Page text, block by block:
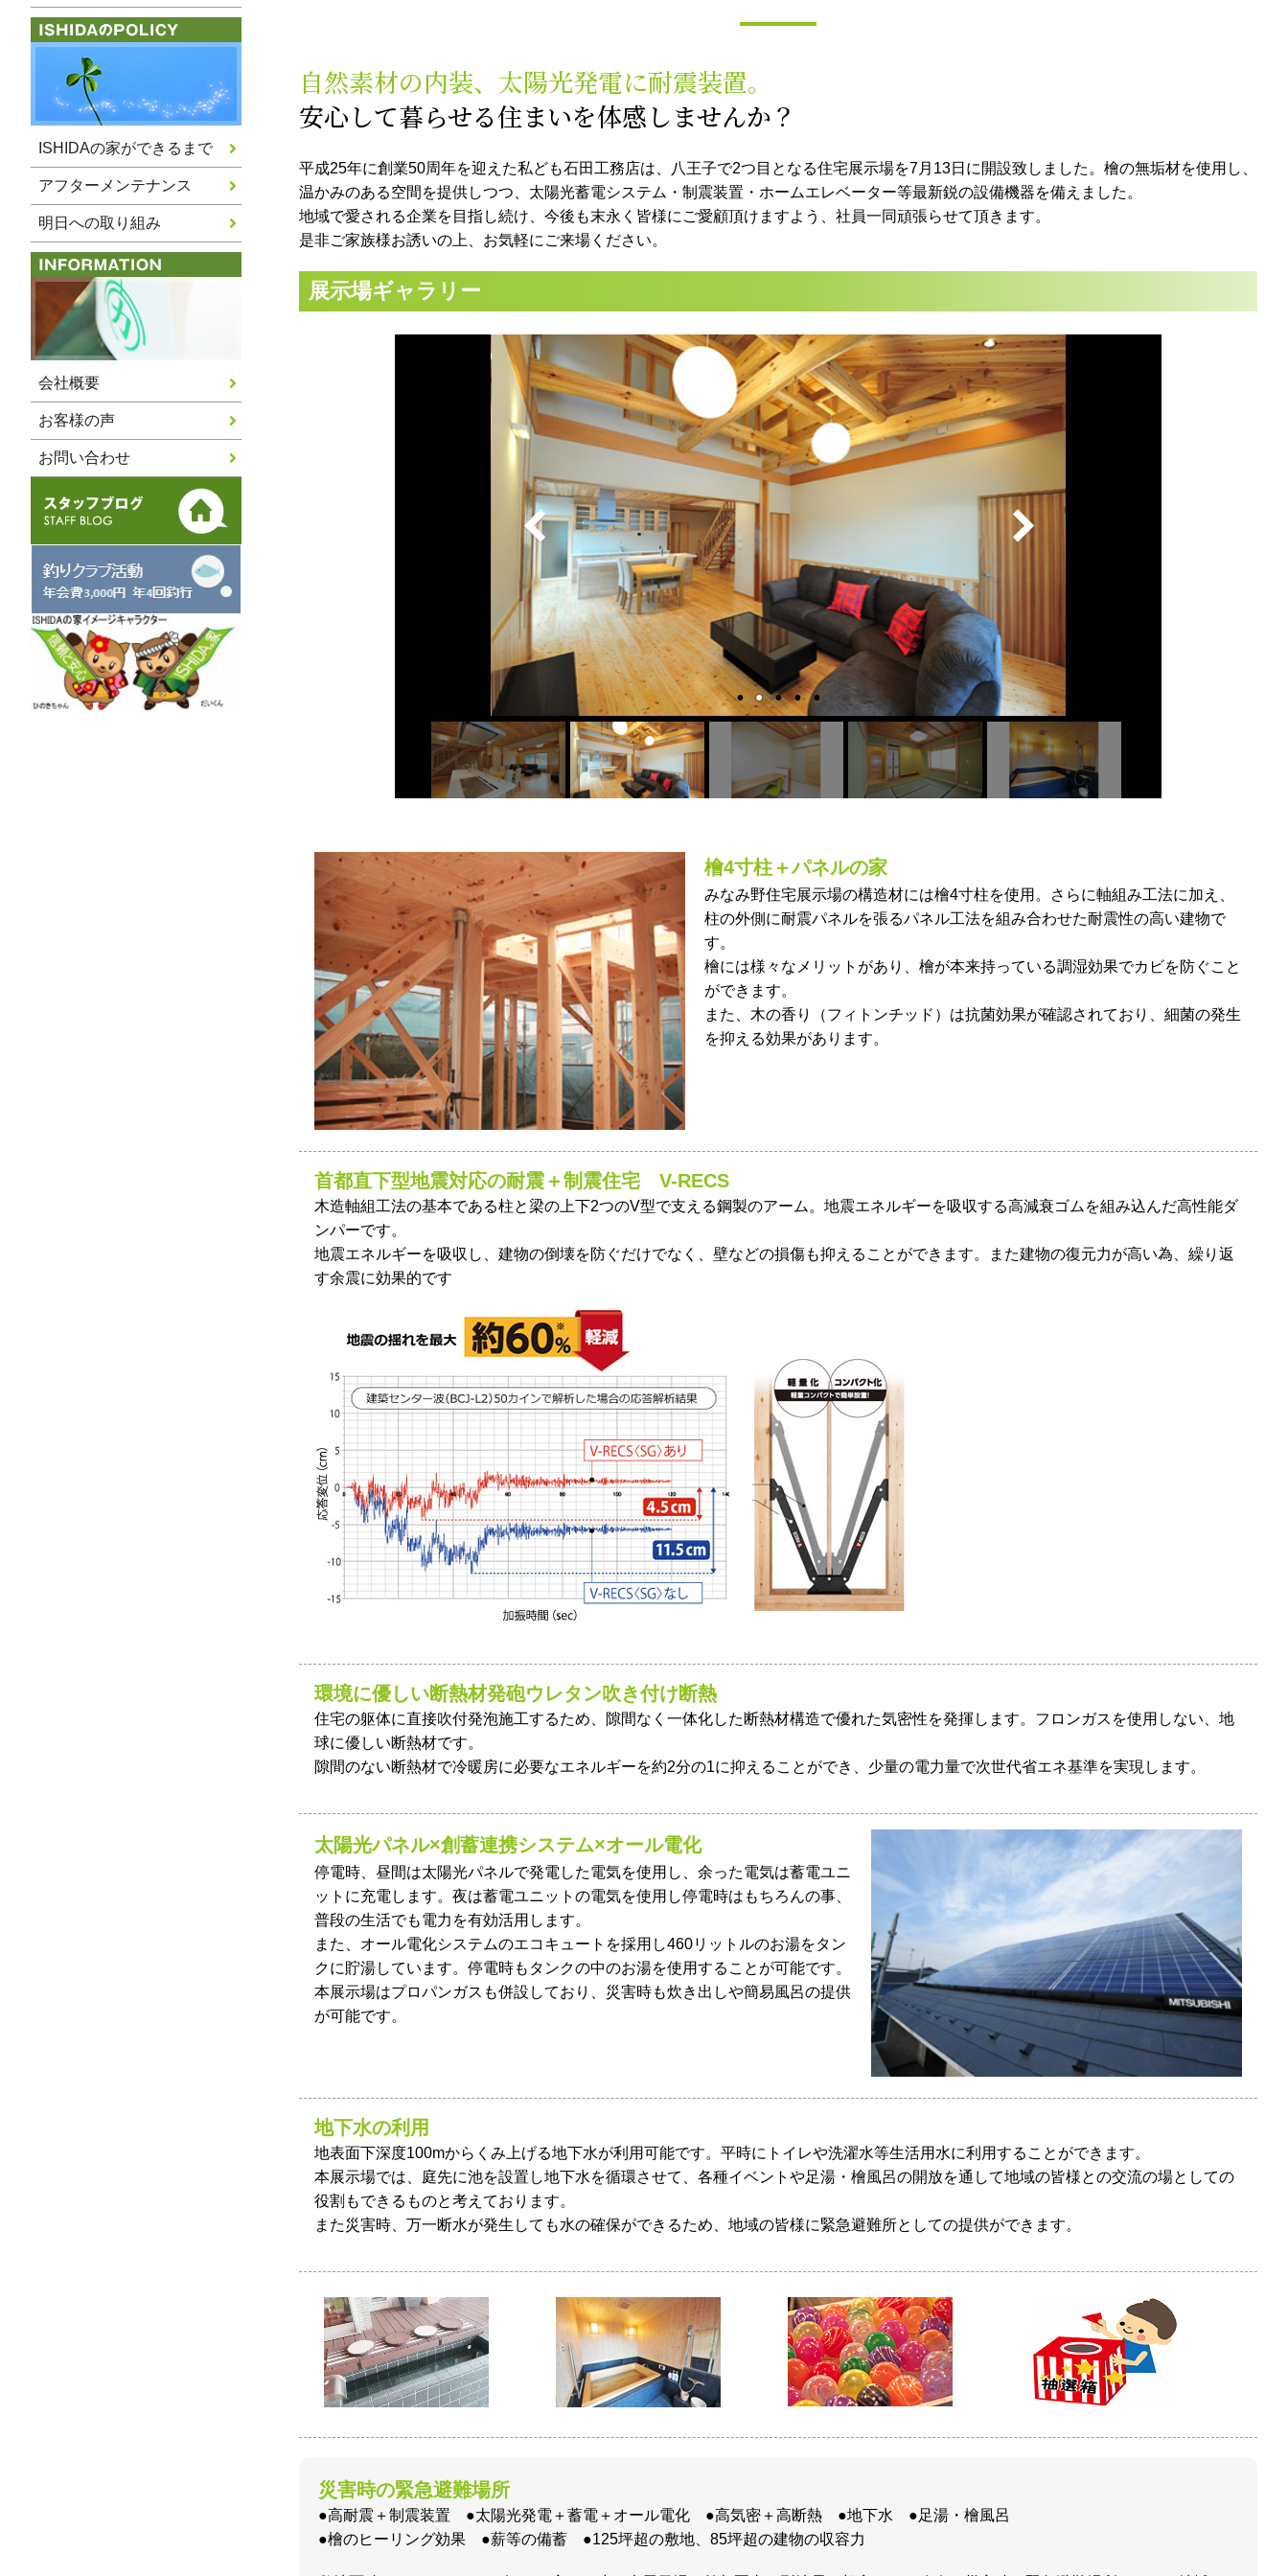
ISHIDAの家ができるまで
アフターメンテナンス
明日への取り組み
会社概要
お客様の声
お問い合わせ
自然素材の内装、太陽光発電に耐震装置。
安心して暮らせる住まいを体感しませんか？
平成25年に創業50周年を迎えた私ども石田工務店は、八王子で2つ目となる住宅展示場を7月13日に開設致しました。檜の無垢材を使用し、
温かみのある空間を提供しつつ、太陽光蓄電システム・制震装置・ホームエレベーター等最新鋭の設備機器を備えました。
地域で愛される企業を目指し続け、今後も末永く皆様にご愛顧頂けますよう、社員一同頑張らせて頂きます。
是非ご家族様お誘いの上、お気軽にご来場ください。
展示場ギャラリー
檜4寸柱＋パネルの家
みなみ野住宅展示場の構造材には檜4寸柱を使用。さらに軸組み工法に加え、
柱の外側に耐震パネルを張るパネル工法を組み合わせた耐震性の高い建物で
す。
檜には様々なメリットがあり、檜が本来持っている調湿効果でカビを防ぐこと
ができます。
また、木の香り（フィトンチッド）は抗菌効果が確認されており、細菌の発生
を抑える効果があります。
首都直下型地震対応の耐震＋制震住宅 V-RECS
木造軸組工法の基本である柱と梁の上下2つのV型で支える鋼製のアーム。地震エネルギーを吸収する高減衰ゴムを組み込んだ高性能ダ
ンパーです。
地震エネルギーを吸収し、建物の倒壊を防ぐだけでなく、壁などの損傷も抑えることができます。また建物の復元力が高い為、繰り返
す余震に効果的です
環境に優しい断熱材発砲ウレタン吹き付け断熱
住宅の躯体に直接吹付発泡施工するため、隙間なく一体化した断熱材構造で優れた気密性を発揮します。フロンガスを使用しない、地
球に優しい断熱材です。
隙間のない断熱材で冷暖房に必要なエネルギーを約2分の1に抑えることができ、少量の電力量で次世代省エネ基準を実現します。
太陽光パネル×創蓄連携システム×オール電化
停電時、昼間は太陽光パネルで発電した電気を使用し、余った電気は蓄電ユニ
ットに充電します。夜は蓄電ユニットの電気を使用し停電時はもちろんの事、
普段の生活でも電力を有効活用します。
また、オール電化システムのエコキュートを採用し460リットルのお湯をタン
クに貯湯しています。停電時もタンクの中のお湯を使用することが可能です。
本展示場はプロパンガスも併設しており、災害時も炊き出しや簡易風呂の提供
が可能です。
地下水の利用
地表面下深度100mからくみ上げる地下水が利用可能です。平時にトイレや洗濯水等生活用水に利用することができます。
本展示場では、庭先に池を設置し地下水を循環させて、各種イベントや足湯・檜風呂の開放を通して地域の皆様との交流の場としての
役割もできるものと考えております。
また災害時、万一断水が発生しても水の確保ができるため、地域の皆様に緊急避難所としての提供ができます。
災害時の緊急避難場所
●高耐震＋制震装置 ●太陽光発電＋蓄電＋オール電化 ●高気密＋高断熱 ●地下水 ●足湯・檜風呂
●檜のヒーリング効果 ●薪等の備蓄 ●125坪超の敷地、85坪超の建物の収容力